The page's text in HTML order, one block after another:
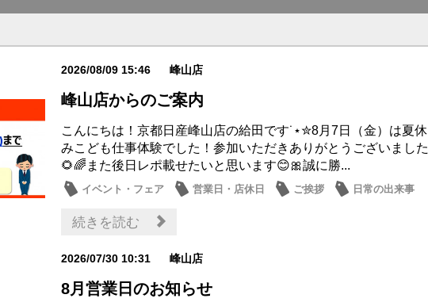
2026/08/09 15:46 峰山店
峰山店からのご案内
こんにちは！京都日産峰山店の給田です˙⋆✮8月7日（金）は夏休
みこども仕事体験でした！参加いただきありがとうございました
🌻🌈また後日レポ載せたいと思います😊🎀誠に勝...
イベント・フェア 営業日・店休日 ご挨拶
日常の出来事
続きを読む
2026/07/30 10:31 峰山店
8月営業日のお知らせ